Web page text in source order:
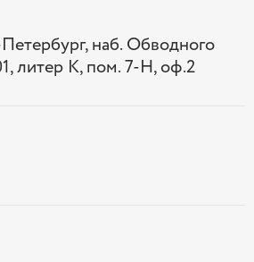
наб. Обводного
литер К, пом. 7-Н, оф.2